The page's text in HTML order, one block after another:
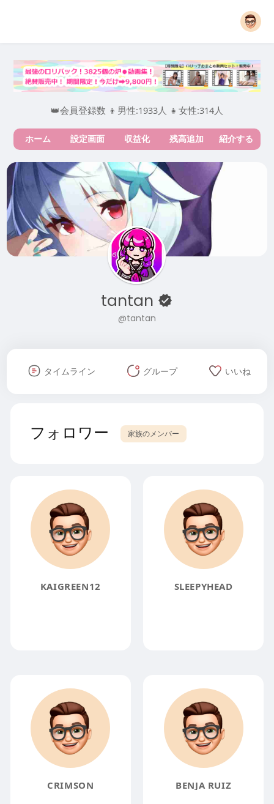
👑会員登録数 👦男性:1933人 👧女性:314人
ホーム 設定画面 収益化 残高追加 紹介する
tantan
@tantan
タイムライン グループ いいね
フォロワー 家族のメンバー
KAIGREEN12 SLEEPYHEAD
CRIMSON BENJA RUIZ